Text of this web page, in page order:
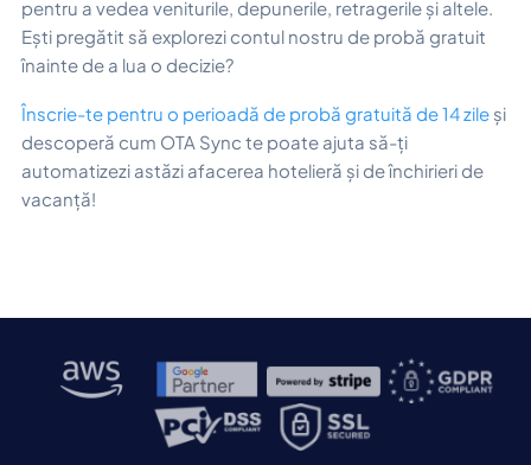
pentru a vedea veniturile, depunerile, retragerile și altele.
Ești pregătit să explorezi contul nostru de probă gratuit
înainte de a lua o decizie?
Înscrie-te pentru o perioadă de probă gratuită de 14 zile și
descoperă cum OTA Sync te poate ajuta să-ți
automatizezi astăzi afacerea hotelieră și de închirieri de
vacanță!